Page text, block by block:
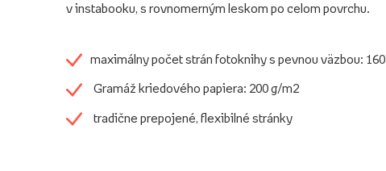
v instabooku, s rovnomerným leskom po celom povrchu.
maximálny počet strán fotoknihy s pevnou väzbou: 160
Gramáž kriedového papiera: 200 g/m2
tradične prepojené, flexibilné stránky